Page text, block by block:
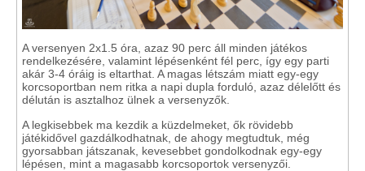
A versenyen 2x1.5 óra, azaz 90 perc áll minden játékos
rendelkezésére, valamint lépésenként fél perc, így egy parti
akár 3-4 óráig is eltarthat. A magas létszám miatt egy-egy
korcsoportban nem ritka a napi dupla forduló, azaz délelőtt és
délután is asztalhoz ülnek a versenyzők.
A legkisebbek ma kezdik a küzdelmeket, ők rövidebb
játékidővel gazdálkodhatnak, de ahogy megtudtuk, még
gyorsabban játszanak, kevesebbet gondolkodnak egy-egy
lépésen, mint a magasabb korcsoportok versenyzői.